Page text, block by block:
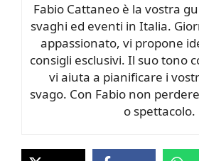
Fabio Cattaneo è la vostra
svaghi ed eventi in Italia.
appassionato, vi propone
consigli esclusivi. Il suo tono
vi aiuta a pianificare i
svago. Con Fabio non
o spettacolo.